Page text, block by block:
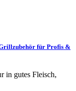
für Profis &
in gutes Fleisch,